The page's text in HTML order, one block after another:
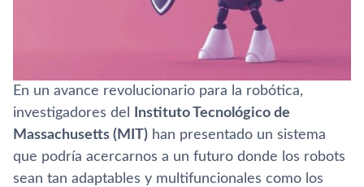
En un avance revolucionario para la robótica,
investigadores del
Instituto Tecnológico de
Massachusetts (MIT) han presentado un sistema
que podría acercarnos a un futuro donde los robots
sean tan adaptables y multifuncionales como los